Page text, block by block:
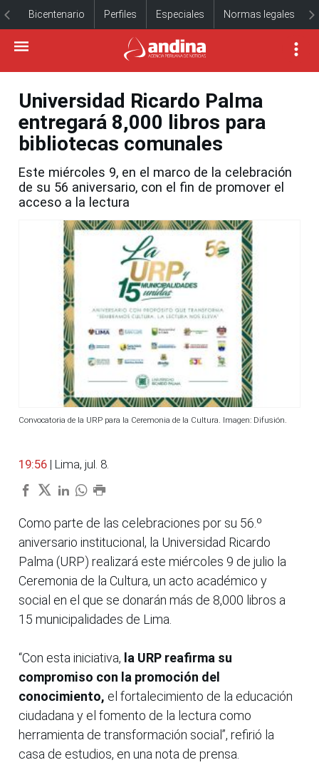
Bicentenario Perfiles Especiales Normas legales
Universidad Ricardo Palma
entregará 8,000 libros para
bibliotecas comunales
Este miércoles 9, en el marco de la celebración
de su 56 aniversario, con el fin de promover el
acceso a la lectura
Convocatoria de la URP para la Ceremonia de la Cultura. Imagen: Difusión.
19:56 | Lima, jul. 8.
Como parte de las celebraciones por su 56.º
aniversario institucional, la Universidad Ricardo
Palma (URP) realizará este miércoles 9 de julio la
Ceremonia de la Cultura, un acto académico y
social en el que se donarán más de 8,000 libros a
15 municipalidades de Lima.
“Con esta iniciativa, la URP reafirma su
compromiso con la promoción del
conocimiento, el fortalecimiento de la educación
ciudadana y el fomento de la lectura como
herramienta de transformación social”, refirió la
casa de estudios, en una nota de prensa.